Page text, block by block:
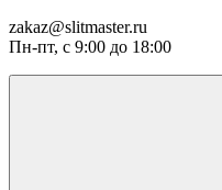
zakaz@slitmaster.ru
Пн-пт, с 9:00 до 18:00